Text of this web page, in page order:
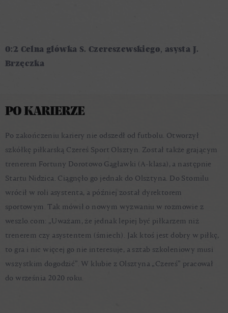
0:2 Celna główka S. Czereszewskiego, asysta J.
Brzęczka
PO KARIERZE
Po zakończeniu kariery nie odszedł od futbolu. Otworzył
szkółkę piłkarską Czereś Sport Olsztyn. Został także grającym
trenerem Fortuny Dorotowo Gągławki (A-klasa), a następnie
Startu Nidzica. Ciągnęło go jednak do Olsztyna. Do Stomilu
wrócił w roli asystenta, a później został dyrektorem
sportowym. Tak mówił o nowym wyzwaniu w rozmowie z
weszlo.com: „Uważam, że jednak lepiej być piłkarzem niż
trenerem czy asystentem (śmiech). Jak ktoś jest dobry w piłkę,
to gra i nic więcej go nie interesuje, a sztab szkoleniowy musi
wszystkim dogodzić”. W klubie z Olsztyna „Czereś” pracował
do września 2020 roku.